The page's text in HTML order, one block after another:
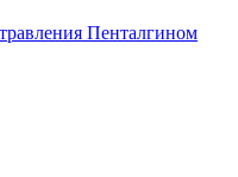
Пенталгином